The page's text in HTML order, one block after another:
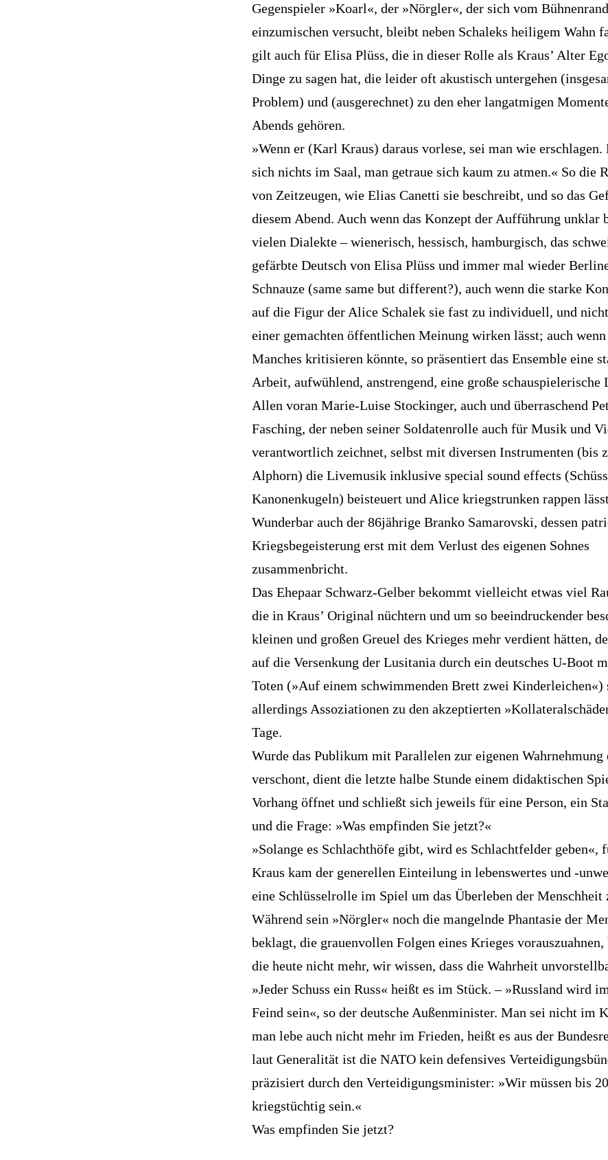
Gegenspieler »Koarl«, der »Nörgler«, der sich vom Bühnenrand
einzumischen versucht, bleibt neben Schaleks heiligem Wahn
gilt auch für Elisa Plüss, die in dieser Rolle als Kraus’ Alter
Dinge zu sagen hat, die leider oft akustisch untergehen
Problem) und (ausgerechnet) zu den eher langatmigen
Abends gehören.
»Wenn er (Karl Kraus) daraus vorlese, sei man wie erschlagen.
sich nichts im Saal, man getraue sich kaum zu atmen.« So die
von Zeitzeugen, wie Elias Canetti sie beschreibt, und so das
diesem Abend. Auch wenn das Konzept der Aufführung unklar
vielen Dialekte – wienerisch, hessisch, hamburgisch, das
gefärbte Deutsch von Elisa Plüss und immer mal wieder
Schnauze (same same but different?), auch wenn die starke
auf die Figur der Alice Schalek sie fast zu individuell, und
einer gemachten öffentlichen Meinung wirken lässt; auch wenn
Manches kritisieren könnte, so präsentiert das Ensemble eine
Arbeit, aufwühlend, anstrengend, eine große schauspielerische
Allen voran Marie-Luise Stockinger, auch und überraschend
Fasching, der neben seiner Soldatenrolle auch für Musik und
verantwortlich zeichnet, selbst mit diversen Instrumenten (bis
Alphorn) die Livemusik inklusive special sound effects
Kanonenkugeln) beisteuert und Alice kriegstrunken rappen
Wunderbar auch der 86jährige Branko Samarovski, dessen
Kriegsbegeisterung erst mit dem Verlust des eigenen Sohnes
zusammenbricht.
Das Ehepaar Schwarz-Gelber bekommt vielleicht etwas viel
die in Kraus’ Original nüchtern und um so beeindruckender
kleinen und großen Greuel des Krieges mehr verdient hätten,
auf die Versenkung der Lusitania durch ein deutsches U-Boot
Toten (»Auf einem schwimmenden Brett zwei Kinderleichen«)
allerdings Assoziationen zu den akzeptierten
Tage.
Wurde das Publikum mit Parallelen zur eigenen Wahrnehmung
verschont, dient die letzte halbe Stunde einem didaktischen
Vorhang öffnet und schließt sich jeweils für eine Person, ein
und die Frage: »Was empfinden Sie jetzt?«
»Solange es Schlachthöfe gibt, wird es Schlachtfelder geben«,
Kraus kam der generellen Einteilung in lebenswertes und -
eine Schlüsselrolle im Spiel um das Überleben der Menschheit
Während sein »Nörgler« noch die mangelnde Phantasie der
beklagt, die grauenvollen Folgen eines Krieges vorauszuahnen,
die heute nicht mehr, wir wissen, dass die Wahrheit
»Jeder Schuss ein Russ« heißt es im Stück. – »Russland wird
Feind sein«, so der deutsche Außenminister. Man sei nicht im
man lebe auch nicht mehr im Frieden, heißt es aus der
laut Generalität ist die NATO kein defensives
präzisiert durch den Verteidigungsminister: »Wir müssen bis
kriegstüchtig sein.«
Was empfinden Sie jetzt?